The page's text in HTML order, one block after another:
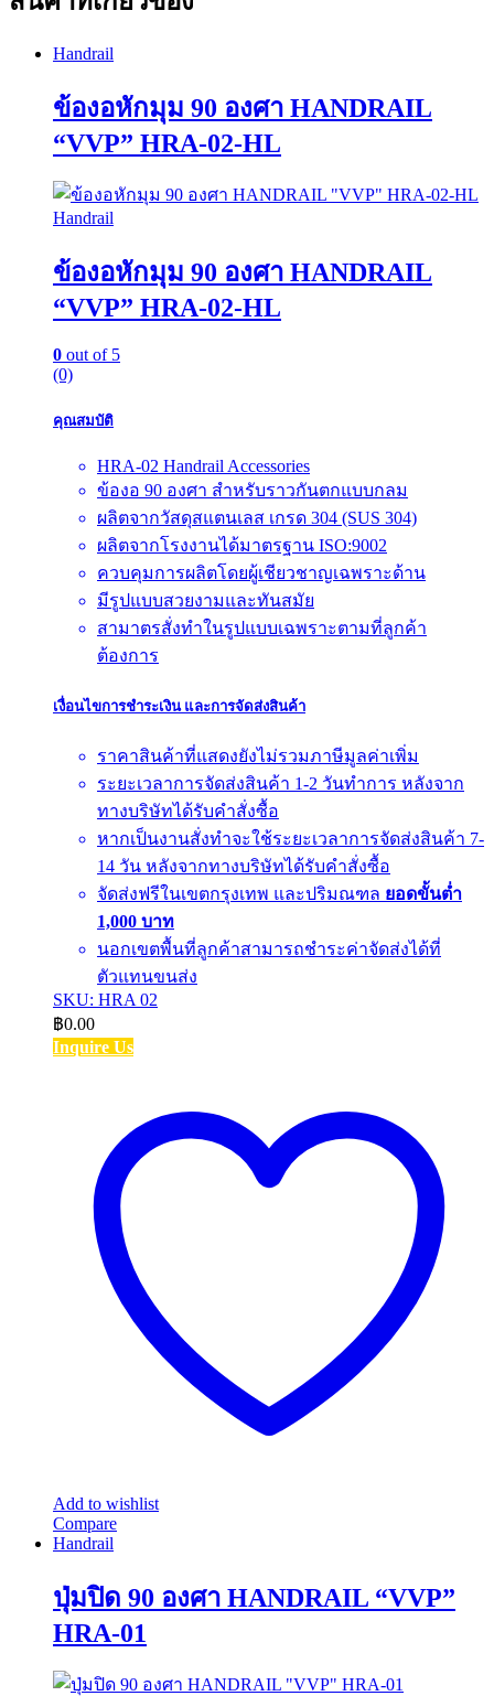
Handrail
ข้องอหักมุม 90 องศา HANDRAIL
“VVP” HRA-02-HL
Handrail
ข้องอหักมุม 90 องศา HANDRAIL
“VVP” HRA-02-HL
0 out of 5
(0)
คุณสมบัติ
HRA-02 Handrail Accessories
ข้องอ 90 องศา สำหรับราวกันตกแบบกลม
ผลิตจากวัสดุสแตนเลส เกรด 304 (SUS 304)
ผลิตจากโรงงานได้มาตรฐาน ISO:9002
ควบคุมการผลิตโดยผู้เชียวชาญเฉพราะด้าน
มีรูปแบบสวยงามและทันสมัย
สามาตรสั่งทำในรูปแบบเฉพราะตามที่ลูกค้า
ต้องการ
เงื่อนไขการชำระเงิน และการจัดส่งสินค้า
ราคาสินค้าที่แสดงยังไม่รวมภาษีมูลค่าเพิ่ม
ระยะเวลาการจัดส่งสินค้า 1-2 วันทำการ หลังจาก
ทางบริษัทได้รับคำสั่งซื้อ
หากเป็นงานสั่งทำจะใช้ระยะเวลาการจัดส่งสินค้า 7-
14 วัน หลังจากทางบริษัทได้รับคำสั่งซื้อ
จัดส่งฟรีในเขตกรุงเทพ และปริมณฑล ยอดขั้นต่ำ
1,000 บาท
นอกเขตพื้นที่ลูกค้าสามารถชำระค่าจัดส่งได้ที่
ตัวแทนขนส่ง
SKU: HRA 02
฿0.00
Inquire Us
Add to wishlist
Compare
Handrail
ปุ่มปิด 90 องศา HANDRAIL “VVP”
HRA-01